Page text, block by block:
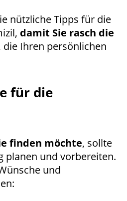
nützliche Tipps für die
damit Sie rasch die
die Ihren persönlichen
für die
finden möchte, sollte
planen und vorbereiten.
und